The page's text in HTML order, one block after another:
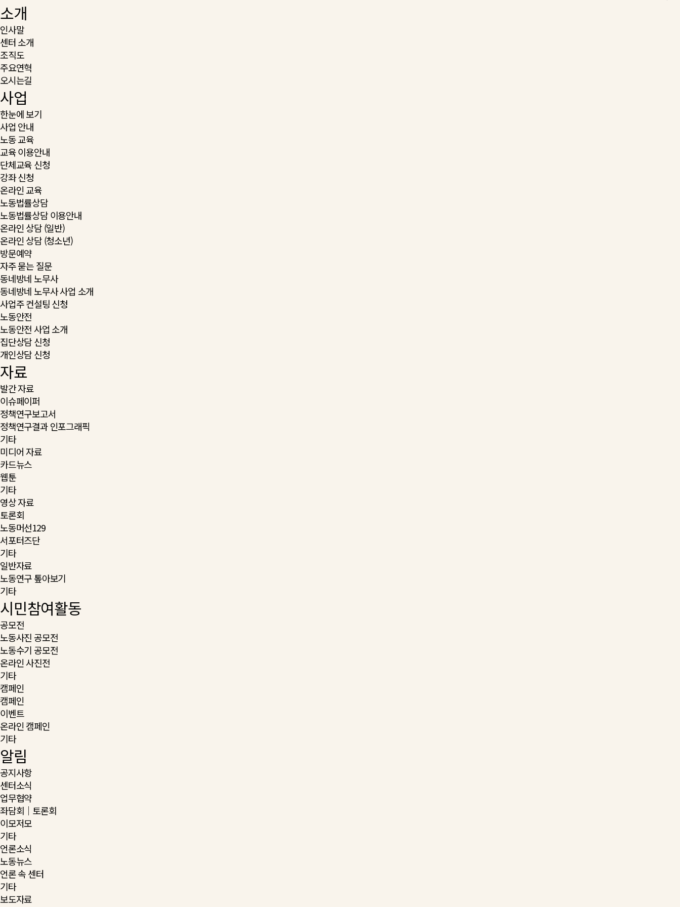
소개
인사말
센터 소개
조직도
주요연혁
오시는길
사업
한눈에 보기
사업 안내
노동 교육
교육 이용안내
단체교육 신청
강좌 신청
온라인 교육
노동법률상담
노동법률상담 이용안내
온라인 상담 (일반)
온라인 상담 (청소년)
방문예약
자주 묻는 질문
동네방네 노무사
동네방네 노무사 사업 소개
사업주 컨설팅 신청
노동안전
노동안전 사업 소개
집단상담 신청
개인상담 신청
자료
발간 자료
이슈페이퍼
정책연구보고서
정책연구결과 인포그래픽
기타
미디어 자료
카드뉴스
웹툰
기타
영상 자료
토론회
노동머선129
서포터즈단
기타
일반자료
노동연구 톺아보기
기타
시민참여활동
공모전
노동사진 공모전
노동수기 공모전
온라인 사진전
기타
캠페인
캠페인
이벤트
온라인 캠페인
기타
알림
공지사항
센터소식
업무협약
좌담회｜토론회
이모저모
기타
언론소식
노동뉴스
언론 속 센터
기타
보도자료